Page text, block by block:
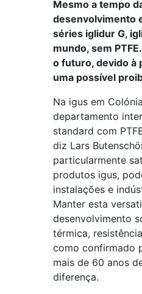
Mesmo a tempo
desenvolvimento
séries iglidur G,
mundo, sem
o futuro, devido à
uma possível
Na igus em
departamento
standard com
diz Lars
particularmente
produtos igus,
instalações e
Manter esta
desenvolvimento
térmica,
como confirmado
mais de 60 anos
diferença.